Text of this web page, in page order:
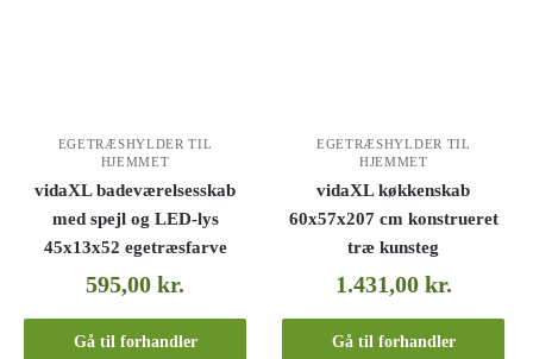
EGETRÆSHYLDER TIL
HJEMMET
vidaXL badeværelsesskab
med spejl og LED-lys
45x13x52 egetræsfarve
595,00kr.
Gå til forhandler
EGETRÆSHYLDER TIL
HJEMMET
vidaXL køkkenskab
60x57x207 cm konstrueret
træ kunsteg
1.431,00 kr.
Gå til forhandler